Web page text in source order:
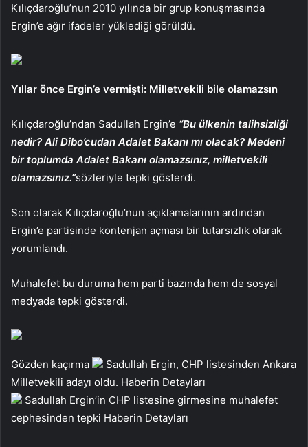
Kılıçdaroğlu’nun 2010 yılında bir grup konuşmasında
Ergin’e ağır ifadeler yüklediği görüldü.
Yıllar önce Ergin’e vermişti: Milletvekili bile olamazsın
Kılıçdaroğlu’ndan Sadullah Ergin’e “Bu ülkenin talihsizliği
nedir? Ali Dibo’cudan Adalet Bakanı mı olacak? Medeni
bir toplumda Adalet Bakanı olamazsınız, milletvekili
olamazsınız.”sözleriyle tepki gösterdi.
Son olarak Kılıçdaroğlu’nun açıklamalarının ardından
Ergin’e partisinde kontenjan açması bir tutarsızlık olarak
yorumlandı.
Muhalefet bu duruma hem parti bazında hem de sosyal
medyada tepki gösterdi.
Gözden kaçırma
Sadullah Ergin, CHP listesinden Ankara
Milletvekili adayı oldu. Haberin Detayları
Sadullah Ergin’in CHP listesine girmesine muhalefet
cephesinden tepki Haberin Detayları